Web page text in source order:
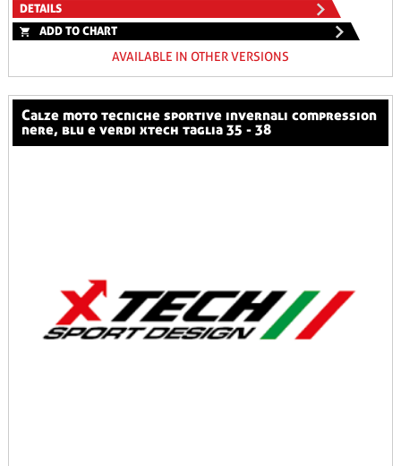
DETAILS
ADD TO CHART
AVAILABLE IN OTHER VERSIONS
calze moto tecniche sportive invernali compression
nere, blu e verdi xtech taglia 35 - 38